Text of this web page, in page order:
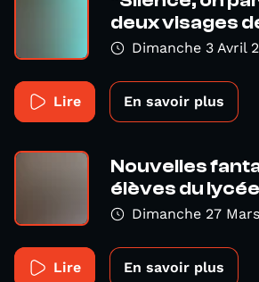
deux visages
Dimanche 3 Avril
Lire En savoir plus
Nouvelles
élèves du
Dimanche 27
Lire En savoir plus